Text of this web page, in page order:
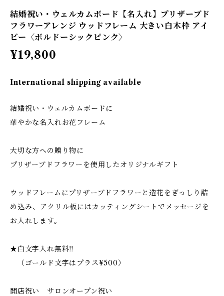
結婚祝い・ウェルカムボード【名入れ】プリザーブド
フラワーアレンジ ウッドフレーム 大きい白木枠 アイ
ビー〈ボルドーシックピンク〉
¥19,800
International shipping available
結婚祝い・ウェルカムボードに
華やかな名入れお花フレーム
大切な方への贈り物に
プリザーブドフラワーを使用したオリジナルギフト
ウッドフレームにプリザーブドフラワーと造花をぎっしり詰
め込み、アクリル板にはカッティングシートでメッセージを
お入れします。
★白文字入れ無料‼︎
（ゴールド文字はプラス¥500）
開店祝い サロンオープン祝い